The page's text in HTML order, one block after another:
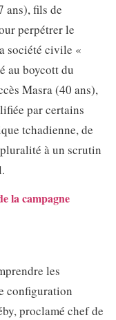
ans), fils de
perpétrer le
société civile «
au boycott du
Masra (40 ans),
par certains
tchadienne, de
à un scrutin
la campagne
les
configuration
proclamé chef de